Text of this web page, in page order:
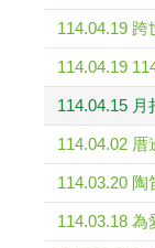
114.04.19
114.04.19
114.04.15 月
114.04.02
114.03.20
114.03.18 為